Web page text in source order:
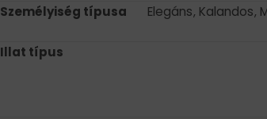
Személyiség típusa
Elegáns, Kalandos,
Illat típus